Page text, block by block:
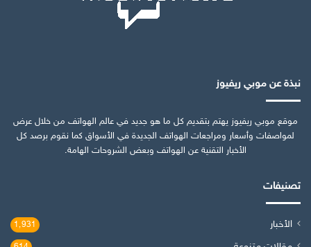
نبذة عن موبي ريفيوز
موقع موبي ريفيوز يهتم بتقديم كل ما هو جديد في عالم الهواتف من خلال عرض
لمواصفات وأسعار ومراجعات الهواتف الجديدة في الأسواق كما نقوم برصد كل
الأخبار التقنية عن الهواتف وبعض الشروحات الهامة.
تصنيفات
الأخبار 1٬931